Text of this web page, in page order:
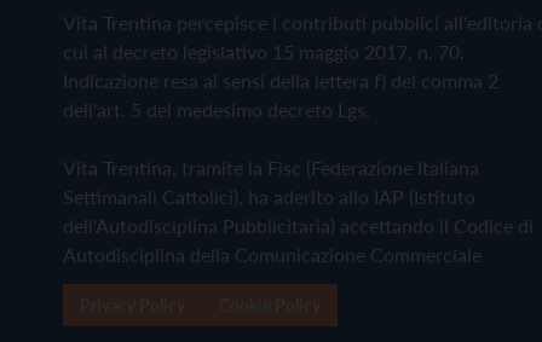
Vita Trentina percepisce i contributi pubblici all'editoria
cui al decreto legislativo 15 maggio 2017, n. 70.
Indicazione resa ai sensi della lettera f) del comma 2
dell'art. 5 del medesimo decreto Lgs.
Vita Trentina, tramite la Fisc (Federazione Italiana
Settimanali Cattolici), ha aderito allo IAP (Istituto
dell'Autodisciplina Pubblicitaria) accettando il Codice di
Autodisciplina della Comunicazione Commerciale